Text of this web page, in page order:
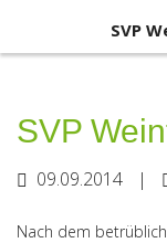
Primary
Menu
content
SVP
SVP
09.09.2014 |
Nach dem